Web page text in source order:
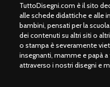
TuttoDisegni.com è il sito
alle schede didattiche e alle
bambini, pensati per la
dei contenuti su altri siti o
o stampa è severamente
insegnanti, mamme e papà
attraverso i nostri disegni e